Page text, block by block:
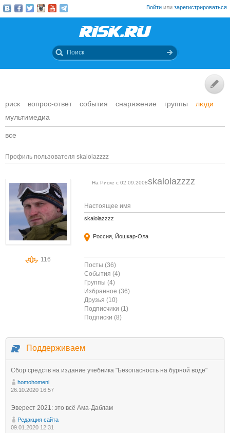
Войти или зарегистрироваться
риск вопрос-ответ события снаряжение группы
люди
мультимедиа
все
Профиль пользователя skalolazzzz
116
skalolazzzz
На Риске с 02.09.2008
Настоящее имя
skalolazzzz
Россия, Йошкар-Ола
Посты (36)
События (4)
Группы (4)
Избранное (36)
Друзья (10)
Подписчики (1)
Подписки (8)
Поддерживаем
Сбор средств на издание учебника "Безопасность на бурной воде"
homohomeni
26.10.2020 16:57
Эверест 2021: это всё Ама-Даблам
Редакция сайта
09.01.2020 12:31